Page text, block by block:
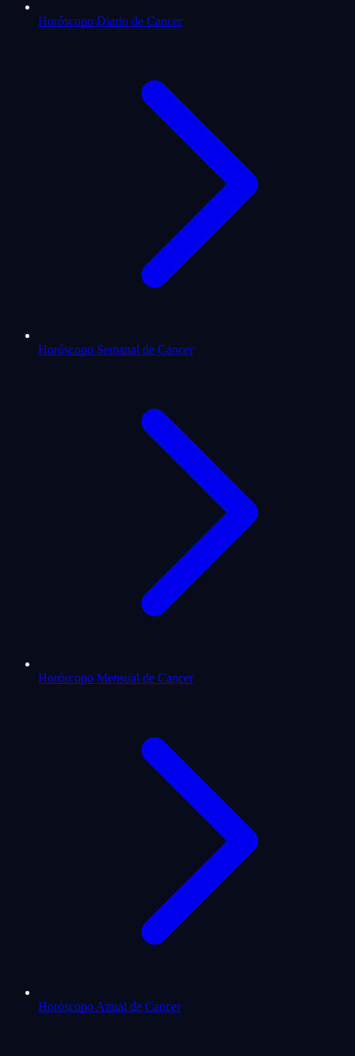
Horóscopo Diario de Cancer
Horóscopo Semanal de Cancer
Horóscopo Mensual de Cancer
Horóscopo Anual de Cancer